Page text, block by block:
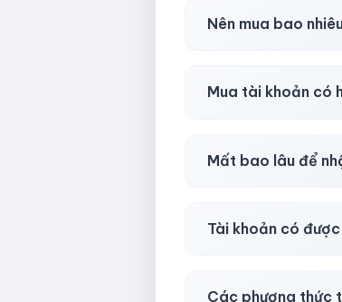
Nên mua bao
Mua tài khoản có
Mất bao lâu để
Tài khoản có
Các phương thức